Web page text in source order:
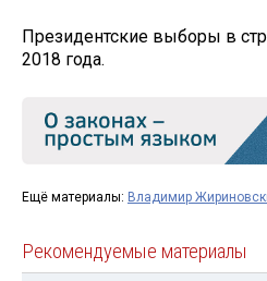
Президентские выборы в
2018 года.
Ещё материалы: Владимир
Рекомендуемые материалы